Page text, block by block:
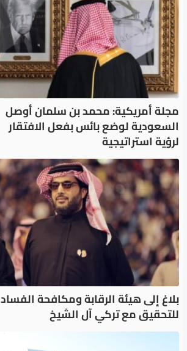
مجلة أمريكية: محمد بن سلمان أوصل
السعودية لوضع بائس بفعل الافتقار
لرؤية استراتيجية
بلاغ إلى هيئة الرقابة ومكافحة الفساد
للتحقيق مع تركي آل الشيخ